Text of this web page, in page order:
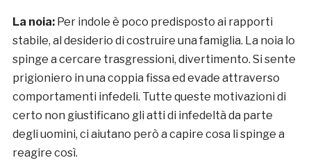
La noia: Per indole è poco predisposto ai rapporti
stabile, al desiderio di costruire una famiglia. La noia lo
spinge a cercare trasgressioni, divertimento. Si sente
prigioniero in una coppia fissa ed evade attraverso
comportamenti infedeli. Tutte queste motivazioni di
certo non giustificano gli atti di infedeltà da parte
degli uomini, ci aiutano però a capire cosa li spinge a
reagire così.